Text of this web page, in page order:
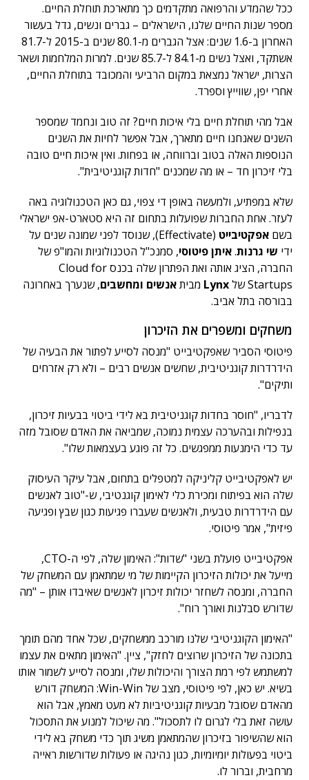
ככל שהמדע והרפואה מתקדמים כך מתארכת תוחלת החיים.
מספר שנות החיים שלנו, הישראלים – גברים ונשים, גדל בעשור
האחרון ב-1.6 שנים: אצל הגברים מ-80.1 שנים ב-2015 ל-81.7
אשתקד, ואצל נשים מ-84.1 ל-85.7 שנים. למרות המלחמות ושאר
הצרות, ישראל נמצאת במקום הרביעי והמכובד בתוחלת החיים,
אחרי יפן, שווייץ וספרד.
אבל מהי תוחלת חיים בלי איכות חיים? זה טוב ונחמד שמספר
השנים שאנחנו חיים מתארך, אבל אפשר לחיות את השנים
הנוספות האלה בטוב וברווחה, או בפחות. ואין איכות חיים טובה
בלי זיכרון חד – או מה שמכנים "חדות קוגניטיבית".
שלא במפתיע, ולמעשה באופן די צפוי, גם כאן הטכנולוגיה באה
לעזר. אחת החברות שפועלות בתחום זה היא סטארט-אפ ישראלי
בשם אפקטיבייט
(Effectivate), שנוסד לפני שמונה שנים על
ידי שי גרנות.איתן פיטוסי, סמנכ"ל הטכנולוגיות והמו"פ של
החברה, הציג אותה ואת הפתרון שלה בכנס Cloud for
Startups של
Lynx מביתאנשים ומחשבים, שנערך באחרונה
בבורסה בתל אביב.
משחקים ומשפרים את הזיכרון
פיטוסי הסביר שאפקטיבייט "מנסה לסייע לפתור את הבעיה של
הידרדרות קוגניטיבית, שחשים אנשים רבים – ולא רק אזרחים
ותיקים".
לדבריו, "חוסר בחדות קוגניטיבית בא לידי ביטוי בבעיות זיכרון,
בנפילות ובהערכה עצמית נמוכה, שמביאה את האדם שסובל מזה
עד כדי הימנעות ממפגשים. כל זה פוגע בעצמאות שלו".
יש לאפקטיבייט קליניקה למטפלים בתחום, אבל עיקר העיסוק
שלה הוא בפיתוח ומכירת כלי לאימון קוגנטיבי, ש-"טוב לאנשים
עם הידרדרות טבעית, ולאנשים שעברו פגיעות כגון שבץ ופגיעה
פיזית", אמר פיטוסי.
אפקטיבייט פועלת בשני "שדות": האימון שלה, לפי ה-CTO,
מייעל את יכולות הזיכרון הקיימות של מי שמתאמן עם המשחק של
החברה, ומנסה לשחזר יכולות זיכרון לאנשים שאיבדו אותן – "מה
שדורש סבלנות ואורך רוח".
"האימון הקוגניטיבי שלנו מורכב ממשחקים, שכל אחד מהם תומך
בתכונה של הזיכרון שרוצים לחזק", ציין. "האימון מתאים את עצמו
למשתמש לפי רמת הצורך והיכולות שלו, ומנסה לסייע לשמור אותו
בשיא. יש כאן, לפי פיטוסי, מצב של Win-Win: המשחק דורש
מהאדם שסובל מבעיות קוגניטיביות לא מעט מאמץ, אבל הוא
עושה זאת בלי לגרום לו לתסכול". מה שיכול למנוע את התסכול
הוא שהשיפור בזיכרון שהמתאמן משיג תוך כדי משחק בא לידי
ביטוי בפעולות יומיומיות, כגון נהיגה או פעולות שדורשות ראייה
מרחבית, וברור לו.